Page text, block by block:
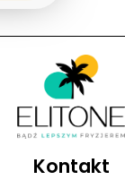
Kontakt